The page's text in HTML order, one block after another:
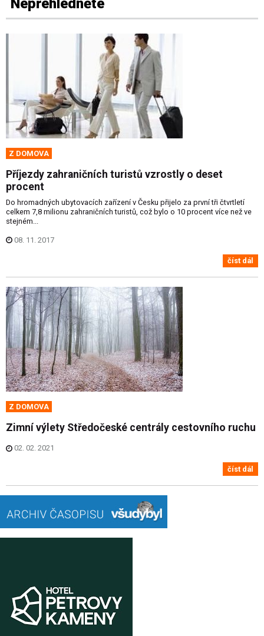
Nepřehlédněte
Z DOMOVA
Příjezdy zahraničních turistů vzrostly o deset
procent
Do hromadných ubytovacích zařízení v Česku přijelo za první tři čtvrtletí
celkem 7,8 milionu zahraničních turistů, což bylo o 10 procent více než ve
stejném...
08. 11. 2017
číst dál
Z DOMOVA
Zimní výlety Středočeské centrály cestovního ruchu
02. 02. 2021
číst dál